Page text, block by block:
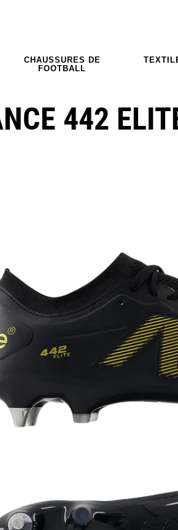
CHAUSSURES DE
FOOTBALL
442